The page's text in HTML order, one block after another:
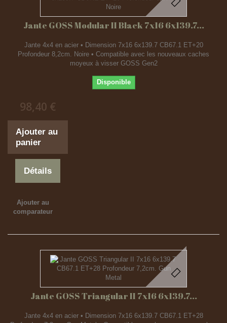
Jante GOSS Modular II Black 7x16 6x139.7...
Jante 4x4 en acier • Dimension 7x16 6x139.7 CB67.1 ET+20
Profondeur 8,2cm. Noire • Compatible avec les nouveaux caches
moyeux à visser GOSS Gen2
Disponible
98,40 €
Ajouter au
panier
Détails
Ajouter au
comparateur
Jante GOSS Triangular II 7x16 6x139.7...
Jante 4x4 en acier • Dimension 7x16 6x139.7 CB67.1 ET+28